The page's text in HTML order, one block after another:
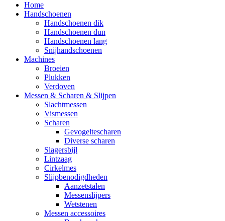
Home
Handschoenen
Handschoenen dik
Handschoenen dun
Handschoenen lang
Snijhandschoenen
Machines
Broeien
Plukken
Verdoven
Messen & Scharen & Slijpen
Slachtmessen
Vismessen
Scharen
Gevogeltescharen
Diverse scharen
Slagersbijl
Lintzaag
Cirkelmes
Slijpbenodigdheden
Aanzetstalen
Messenslijpers
Wetstenen
Messen accessoires